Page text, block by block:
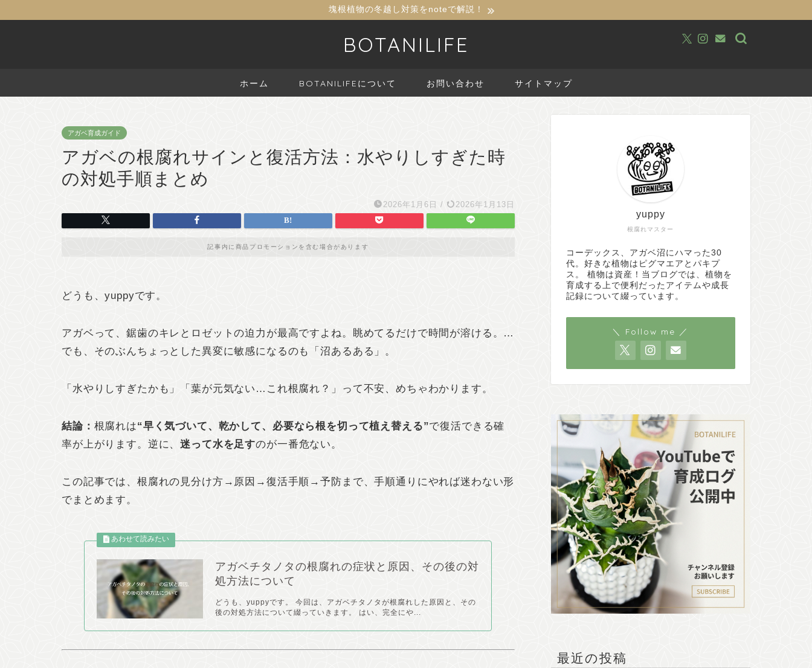
塊根植物の冬越し対策をnoteで解説！
BOTANILIFE
ホーム BOTANILIFEについて お問い合わせ サイトマップ
アガベ育成ガイド
アガベの根腐れサインと復活方法：水やりしすぎた時
の対処手順まとめ
2026年1月6日 / 2026年1月13日
記事内に商品プロモーションを含む場合があります
どうも、yuppyです。
アガベって、鋸歯のキレとロゼットの迫力が最高ですよね。眺めてるだけで時間が溶ける。…
でも、そのぶんちょっとした異変に敏感になるのも「沼あるある」。
「水やりしすぎたかも」「葉が元気ない…これ根腐れ？」って不安、めちゃわかります。
結論： 根腐れは“早く気づいて、乾かして、必要なら根を切って植え替える”で復活できる確
率が上がります。逆に、迷って水を足すのが一番危ない。
この記事では、根腐れの見分け方→原因→復活手順→予防まで、手順通りにやれば迷わない形
でまとめます。
アガベチタノタの根腐れの症状と原因、その後の対
処方法について
どうも、yuppyです。 今回は、アガベチタノタが根腐れした原因と、その
後の対処方法について綴っていきます。 はい、完全にや...
根腐れマスター
yuppy
コーデックス、アガベ沼にハマった30
代。好きな植物はピグマエアとパキプ
ス。 植物は資産！当ブログでは、植物を
育成する上で便利だったアイテムや成長
記録について綴っています。
＼ Follow me ／
最近の投稿